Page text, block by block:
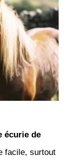
écurie de
facile, surtout